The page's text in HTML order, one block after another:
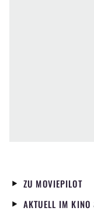
ZU MOVIEPILOT
AKTUELL IM